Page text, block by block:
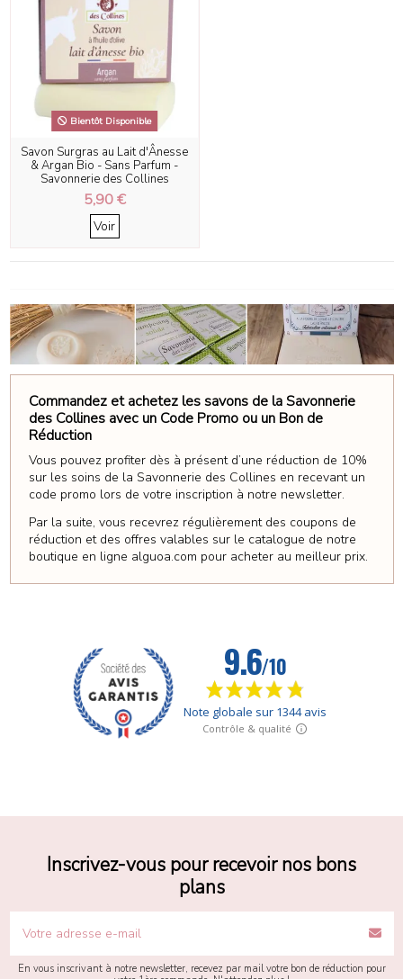
Bientôt Disponible
Savon Surgras au Lait d'Ânesse
& Argan Bio - Sans Parfum -
Savonnerie des Collines
5,90 €
Voir
Commandez et achetez les savons de la Savonnerie
des Collines avec un Code Promo ou un Bon de
Réduction
Vous pouvez profiter dès à présent d’une réduction de 10%
sur les soins de la Savonnerie des Collines en recevant un
code promo lors de votre inscription à notre newsletter.
Par la suite, vous recevrez régulièrement des coupons de
réduction et des offres valables sur le catalogue de notre
boutique en ligne alguoa.com pour acheter au meilleur prix.
Inscrivez-vous pour recevoir nos bons
plans
En vous inscrivant à notre newsletter, recevez par mail votre bon de réduction pour